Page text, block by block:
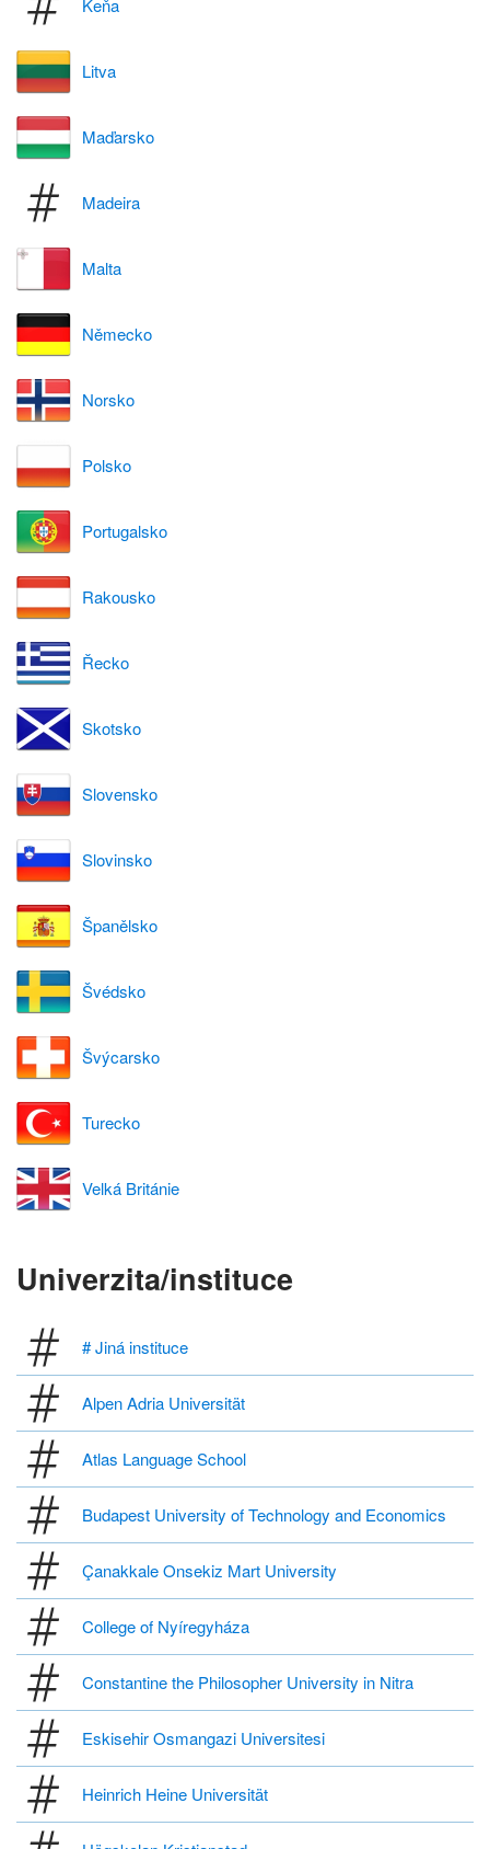
Keňa
Litva
Maďarsko
Madeira
Malta
Německo
Norsko
Polsko
Portugalsko
Rakousko
Řecko
Skotsko
Slovensko
Slovinsko
Španělsko
Švédsko
Švýcarsko
Turecko
Velká Británie
Univerzita/instituce
# Jiná instituce
Alpen Adria Universität
Atlas Language School
Budapest University of Technology and Economics
Çanakkale Onsekiz Mart University
College of Nyíregyháza
Constantine the Philosopher University in Nitra
Eskisehir Osmangazi Universitesi
Heinrich Heine Universität